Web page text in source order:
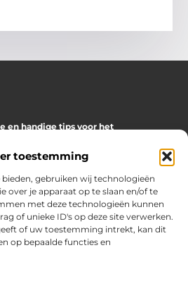
toestemming
gebruiken wij technologieën
over je apparaat op te slaan en/of te
met deze technologieën kunnen
of unieke ID's op deze site verwerken.
of uw toestemming intrekt, kan dit
op bepaalde functies en
en handige tips voor het
blogs en artikelen die je helpen om
te halen, met praktische
voor je tuin, veranda of andere